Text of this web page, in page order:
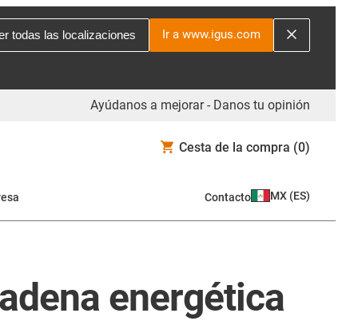
todas las localizaciones Ir a www.igus.com
Ayúdanos a mejorar - Danos tu opinión
Cesta de la compra (0)
Contacto MX (ES)
energética